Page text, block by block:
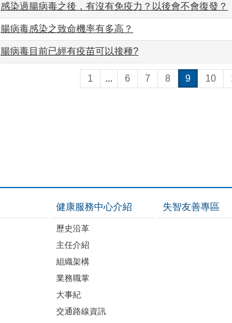
感染過腸病毒之後，有沒有免疫力？以後會不會復發？
腸病毒感染之致命機率有多高？
腸病毒目前已經有疫苗可以接種?
1 ... 6 7 8 9 10
健康服務中心介紹
歷史沿革
主任介紹
組織架構
業務職掌
大事紀
交通路線資訊
失智友善專區